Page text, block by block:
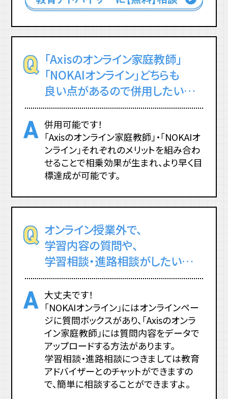
「Axisのオンライン家庭教師」
「NOKAIオンライン」どちらも
良い点があるので併用したい…
併用可能です！
「Axisのオンライン家庭教師」・「NOKAIオ
ンライン」それぞれのメリットを組み合わ
せることで相乗効果が生まれ、より早く目
標達成が可能です。
オンライン授業外で、
学習内容の質問や、
学習相談・進路相談がしたい…
大丈夫です！
「NOKAIオンライン」にはオンラインペー
ジに質問ボックスがあり、 「Axisのオンラ
イン家庭教師」には質問内容をデータで
アップロードする方法があります。
学習相談・進路相談につきましては教育
アドバイザーとのチャットができますの
で、簡単に相談することができますよ。